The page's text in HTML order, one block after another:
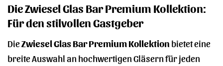
Die Zwiesel Glas Bar Premium Kollektion:
Für den stilvollen Gastgeber
DieZwiesel Glas Bar Premium Kollektion bietet eine
breite Auswahl an hochwertigen Gläsern für jeden